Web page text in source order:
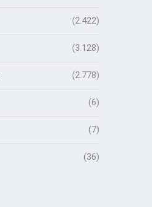
(2.422)
(3.128)
(2.778)
(6)
(7)
(36)